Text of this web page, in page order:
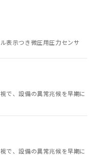
表示つき微圧用圧力センサ
で、設備の異常兆候を早期に
で、設備の異常兆候を早期に
き、同意のうえ
御機器事業取扱
よび標準価格
ただくもので
商品の中には、
なる商品もある
。
格照会結果は、